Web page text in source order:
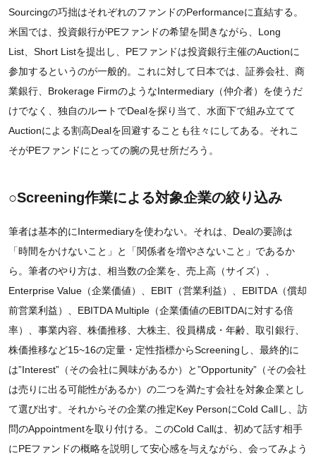
Sourcingの巧拙はそれぞれのファンドのPerformanceに直結する。
米国では、投資銀行がPEファンドの希望を聞きながら、Long
List、Short Listを提出し、PEファンドは投資銀行主催のAuctionに
参加するというのが一般的。これに対して日本では、証券会社、商
業銀行、Brokerage FirmのようなIntermediary（仲介者）を使うだ
けでなく、独自のルートでDealを探り当て、水面下で組み立てて
Auctionによる割高Dealを回避することも往々にしてある。それこ
そがPEファンドにとっての腕の見せ所だろう。
○Screening作業による対象企業の絞り込み
筆者は基本的にIntermediaryを使わない。それは、Dealの要諦は
「時間をかけないこと」と「関係者を増やさないこと」であるか
ら。筆者のやり方は、相当数の企業を、売上高（サイズ）、
Enterprise Value（企業価値）、EBIT（営業利益）、EBITDA（償却
前営業利益）、EBITDA Multiple（企業価値のEBITDAに対する倍
率）、事業内容、株価推移、大株主、役員構成・年齢、取引銀行、
株価推移など15~16の定量・定性指標からScreeningし、最終的に
は”Interest”（その会社に興味があるか）と”Opportunity”（その会社
は売りに出る可能性があるか）の二つを満たす会社を対象企業とし
て選び出す。それからその企業の推定Key PersonにCold Callし、訪
問のAppointmentを取り付ける。このCold Callは、初めて話す相手
にPEファンドの概略を説明して安心感を与えながら、会ってみよう